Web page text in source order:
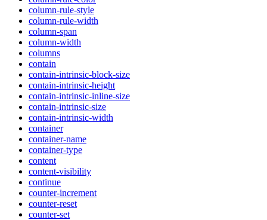
column-rule-style
column-rule-width
column-span
column-width
columns
contain
contain-intrinsic-block-size
contain-intrinsic-height
contain-intrinsic-inline-size
contain-intrinsic-size
contain-intrinsic-width
container
container-name
container-type
content
content-visibility
continue
counter-increment
counter-reset
counter-set